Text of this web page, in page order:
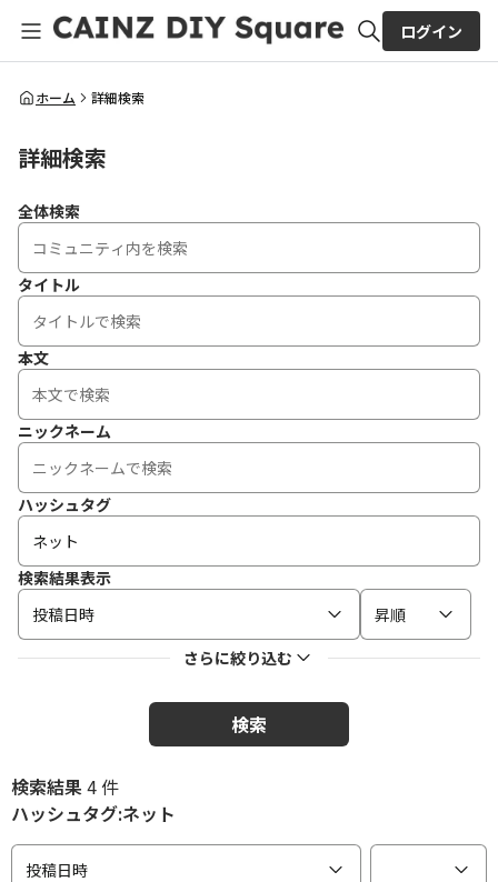
全体検索
ログイン
ホーム 詳細検索
詳細検索
全体検索
タイトル
本文
ニックネーム
ハッシュタグ
検索結果表示
投稿日時
昇順
さらに絞り込む
検索
検索結果4 件
ハッシュタグ:ネット
投稿日時